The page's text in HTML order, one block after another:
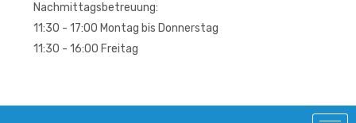
Nachmittagsbetreuung:
11:30 - 17:00 Montag bis Donnerstag
11:30 - 16:00 Freitag